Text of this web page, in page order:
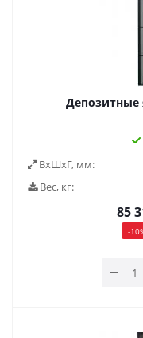
Депозитные
ВxШxГ, мм:
Вес, кг:
85
-10